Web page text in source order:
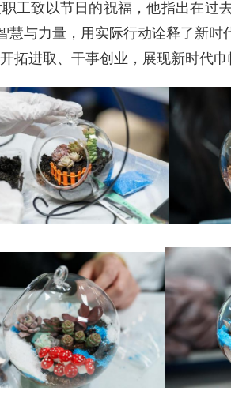
工致以节日的祝福，他指出在过
慧与力量，用实际行动诠释了新
拓进取、干事创业，展现新时代巾